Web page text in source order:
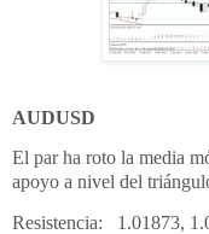
AUDUSD
El par ha roto la media
apoyo a nivel del
Resistencia: 1.01873,